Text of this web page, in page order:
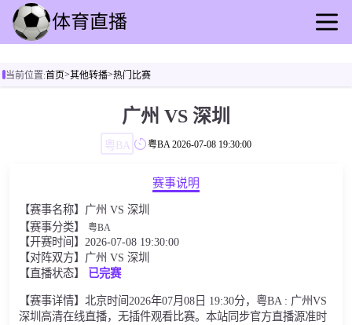
足球直播
其他转播
当前位置:首页>其他转播>热门比赛
广州 VS 深圳
粤BA 粤BA 2026-07-08 19:30:00
赛事说明
【赛事名称】广州 VS 深圳
【赛事分类】 粤BA
【开赛时间】2026-07-08 19:30:00
【对阵双方】广州 VS 深圳
【直播状态】
已完赛
【赛事详情】北京时间2026年07月08日 19:30分，粤BA : 广州VS
深圳高清在线直播，无插件观看比赛。本站同步官方直播源准时